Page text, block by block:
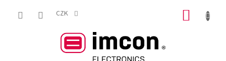
CZK